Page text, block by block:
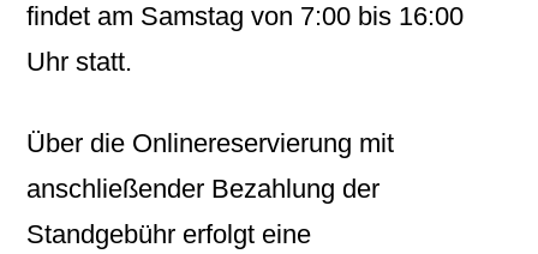
findet am Samstag von 7:00 bis 16:00
Uhr statt.
Über die Onlinereservierung mit
anschließender Bezahlung der
Standgebühr erfolgt eine